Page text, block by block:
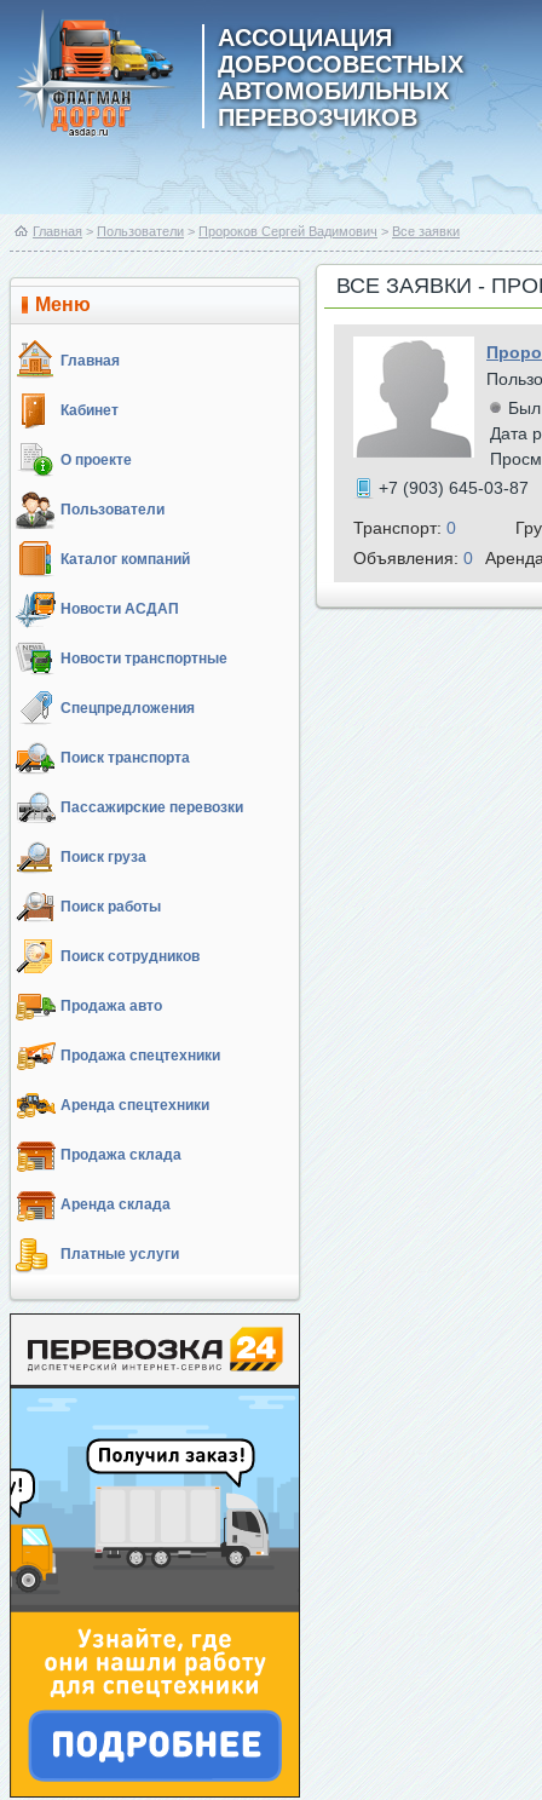
АССОЦИАЦИЯ
ДОБРОСОВЕСТНЫХ
АВТОМОБИЛЬНЫХ
ПЕРЕВОЗЧИКОВ
Главная > Пользователи > Пророков Сергей Вадимович > Все заявки
Меню
Главная
Кабинет
О проекте
Пользователи
Каталог компаний
Новости АСДАП
Новости транспортные
Спецпредложения
Поиск транспорта
Пассажирские перевозки
Поиск груза
Поиск работы
Поиск сотрудников
Продажа авто
Продажа спецтехники
Аренда спецтехники
Продажа склада
Аренда склада
Платные услуги
ВСЕ ЗАЯВКИ -
Был
Дата
+7 (903) 645-03-87
Транспорт: 0
Объявления: 0